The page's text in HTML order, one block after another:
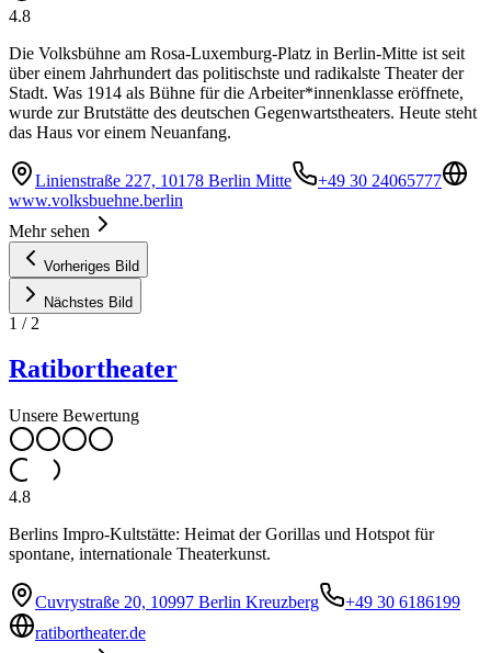
4.8
Die Volksbühne am Rosa-Luxemburg-Platz in Berlin-Mitte ist seit
über einem Jahrhundert das politischste und radikalste Theater der
Stadt. Was 1914 als Bühne für die Arbeiter*innenklasse eröffnete,
wurde zur Brutstätte des deutschen Gegenwartstheaters. Heute steht
das Haus vor einem Neuanfang.
Linienstraße 227, 10178 Berlin Mitte
+49 30 24065777
www.volksbuehne.berlin
Mehr sehen
Vorheriges Bild
Nächstes Bild
1 / 2
Ratibortheater
Unsere Bewertung
4.8
Berlins Impro-Kultstätte: Heimat der Gorillas und Hotspot für
spontane, internationale Theaterkunst.
Cuvrystraße 20, 10997 Berlin Kreuzberg
+49 30 6186199
ratibortheater.de